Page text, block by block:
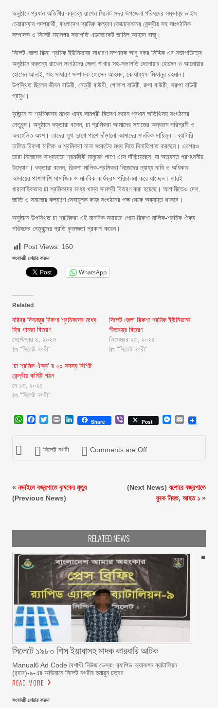
অনুষ্ঠানে প্রধান অতিথির বক্তব্য রাখেন সিলেট সদর উপজেলা পরিষদের সম্ভাব্য ভাইস
চেয়ারম্যান পদপ্রার্থী, বাংলাদেশ শ্রমিক কল্যাণ ফেডারেশনের কেন্দ্রীয় সহ সাংগঠনিক
সম্পাদক ও সিলেট মহানগর সভাপতি এডভোকেট জামিল আহমদ রাজু।
সিলেট জেলা রিক্সা শ্রমিক ইউনিয়নের সাধারণ সম্পাদক আবু বকর সিদ্দিক এর সভাপতিত্বে
অনুষ্ঠানে বক্তব্য রাখেন সংগঠনের জেলা শাখার সহ-সভাপতি দেলোয়ার হোসেন ও আনোয়ার
হোসেন আনাই, সহ-সাধারণ সম্পাদক হোসেন আহমদ, কোষাধ্যক্ষ মিজানুর রহমান।
উপস্থিত ছিলেন জীবন বাউরী, নেত্রী বাউরী, গোলাপ বাউরী, রুপা বাউরী, সরুপা বাউরী
প্রমুখ।
অন্ষ্ঠুানে চা শ্রমিকদের মধ্যে খাদ্য সামগ্রী বিতরণ করেন প্রধান অতিথিসহ সংগঠনের
নেতৃবৃন্দ। অনুষ্ঠানে বক্তারা বলেন, চা শ্রমিকরা আমাদের সমাজের অন্যতম পরিশ্রমী ও
অবহেলিত অংশ। তাদের সুখ-দুঃখে পাশে দাঁড়ানো আমাদের মানবিক দায়িত্ব। ব্যাটারি
চালিত রিকশা মালিক ও শ্রমিকরা নানা সংকটের মধ্য দিয়ে দিনাতিপাত করছেন। এরপরও
তারা নিজেদের সাধ্যমতো শ্রমজীবী মানুষের পাশে এসে দাঁড়িয়েছেন, যা অত্যন্ত প্রশংসনীয়
উদ্যোগ। বক্তারা বলেন, রিকশা মালিক-শ্রমিকরা নিজেদের ন্যায্য দাবি ও অধিকার
আদায়ের পাশাপাশি সামাজিক ও মানবিক কার্যক্রম পরিচালনা করে যাচ্ছেন। তারই
ধারাবাহিকতায় চা শ্রমিকদের মধ্যে খাদ্য সামগ্রী বিতরণ করা হয়েছে। আগামীতেও দেশ,
জাতি ও সমাজের কল্যাণে সেবামূলক কাজ সংগঠনের পক্ষ থেকে অব্যাহত থাকবে।
অনুষ্ঠানে উপস্থিত চা শ্রমিকরা এই মানবিক সহায়তা পেয়ে রিকশা মালিক-শ্রমিক ঐক্য
পরিষদের নেতৃবৃন্দের প্রতি কৃতজ্ঞতা প্রকাশ করেন।
Post Views: 160
সংবাদটি শেয়ার করুন
WhatsApp
Related
দরিদ্র দিনমজুর রিকশা শ্রমিকদের মধ্যে
ফ্রি গামছা বিতরণ
সেপ্টেম্বর ৪, ২০২৩
In "সিলেট নগরী"
সিলেট জেলা রিকশা শ্রমিক ইউনিয়নের
শীতবস্ত্র বিতরণ
ডিসেম্বর ২৩, ২০২৪
In "সিলেট নগরী"
‘চা শ্রমিক ঐক্য’ র ২০ সদস্য বিশিষ্ট
কেন্দ্রীয় কমিটি গঠন
মে ১৩, ২০২৫
In "সিলেট নগরী"
WhatsApp
Facebook
Twitter
Print LinkedIn
Share ViberPost Messenger
Email
সিলেট নগরী Comments are Off
« নড়াইলে বজ্রপাতে কৃষকের মৃত্যু
(Previous News)
(Next News) যশোরে বজ্রপাতে
যুবক নিহত, আহত ১ »
RELATED NEWS
সিলেটে ১৯৮০ পিস ইয়াবাসহ মাদক কারবারি আটক
Manual6 Ad Code বৈশাখী নিউজ ডেস্ক: র‍্যাপিড অ্যাকশন ব্যাটালিয়ন
(র‍্যাব)-৯-এর অভিযানে সিলেট নগরীর হুমায়ুন চত্বর
READ MORE
সংবাদটি শেয়ার করুন